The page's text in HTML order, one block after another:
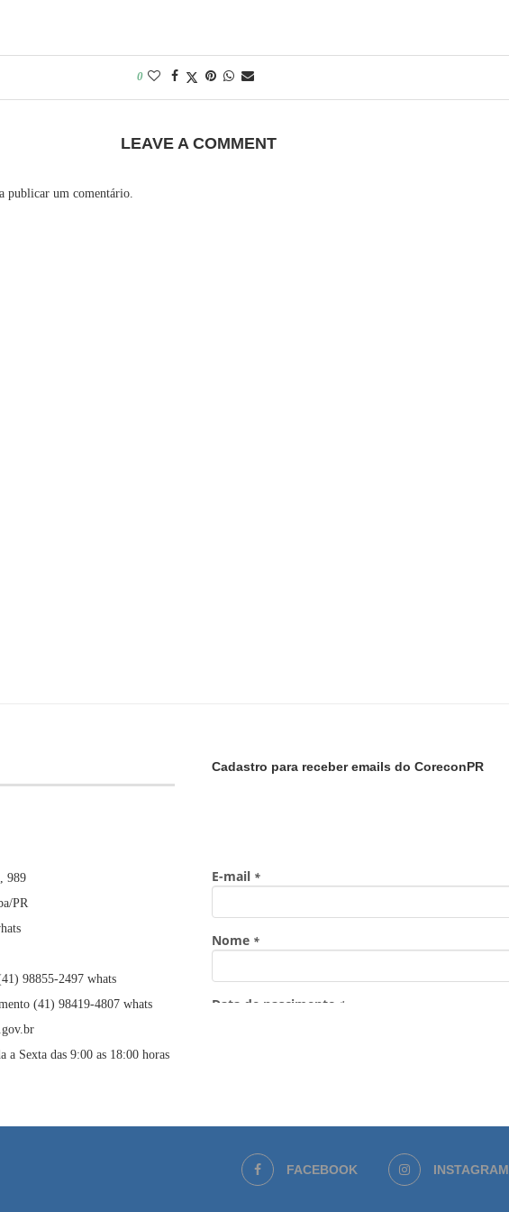
0
LEAVE A COMMENT
publicar um comentário.
989
PR
98855-2497 whats
(41) 98419-4807 whats
a Sexta das 9:00 as 18:00 horas
Cadastro para receber emails do CoreconPR
FACEBOOK INSTAGRAM